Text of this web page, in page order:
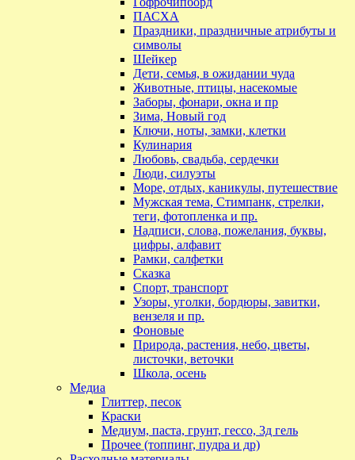
ПАСХА
Праздники, праздничные атрибуты и
символы
Шейкер
Дети, семья, в ожидании чуда
Животные, птицы, насекомые
Заборы, фонари, окна и пр
Зима, Новый год
Ключи, ноты, замки, клетки
Кулинария
Любовь, свадьба, сердечки
Люди, силуэты
Море, отдых, каникулы, путешествие
Мужская тема, Стимпанк, стрелки,
теги, фотопленка и пр.
Надписи, слова, пожелания, буквы,
цифры, алфавит
Рамки, салфетки
Сказка
Спорт, транспорт
Узоры, уголки, бордюры, завитки,
вензеля и пр.
Фоновые
Природа, растения, небо, цветы,
листочки, веточки
Школа, осень
Медиа
Глиттер, песок
Краски
Медиум, паста, грунт, гессо, 3д гель
Прочее (топпинг, пудра и др)